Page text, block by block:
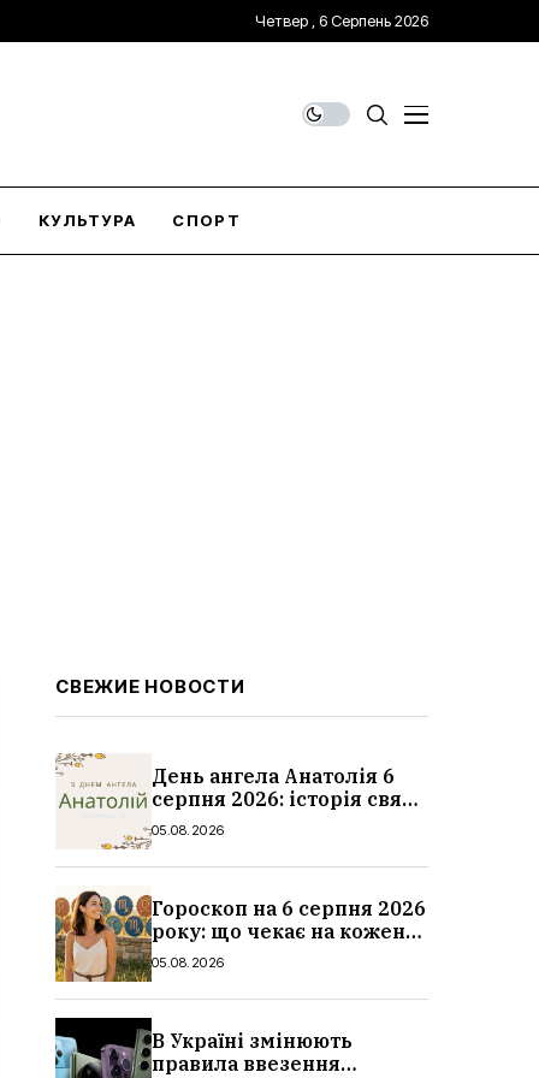
Четвер , 6 Серпень 2026
КУЛЬТУРА СПОРТ
СВЕЖИЕ НОВОСТИ
День ангела Анатолія 6
серпня 2026: історія свята,
значення імені,
прозі
05.08.2026
Гороскоп на 6 серпня 2026
року: що чекає на кожен
знак зодіаку
05.08.2026
В Україні змінюють
правила ввезення